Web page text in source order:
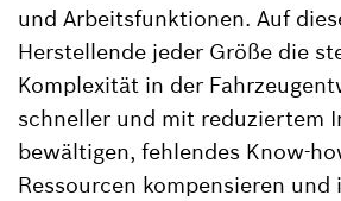
und Arbeitsfunktionen. Auf
Herstellende jeder Größe die
Komplexität in der
schneller und mit reduziertem
bewältigen, fehlendes Know-
Ressourcen kompensieren und